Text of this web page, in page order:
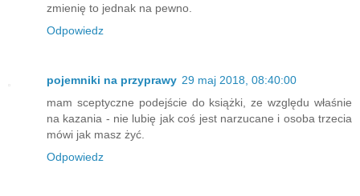
zmienię to jednak na pewno.
Odpowiedz
pojemniki na przyprawy 29 maj 2018, 08:40:00
mam sceptyczne podejście do książki, ze względu właśnie
na kazania - nie lubię jak coś jest narzucane i osoba trzecia
mówi jak masz żyć.
Odpowiedz